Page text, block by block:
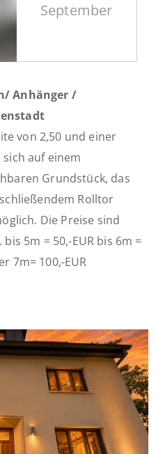
September
Anhänger /
von 2,50 und einer
auf einem
Grundstück, das
Rolltor
Die Preise sind
5m = 50,-EUR bis 6m =
7m= 100,-EUR